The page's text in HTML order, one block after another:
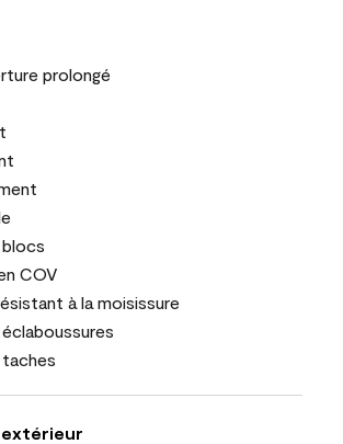
prolongé
COV
à la moisissure